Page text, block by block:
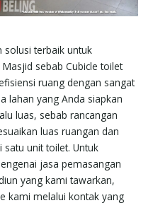
solusi terbaik untuk
sebab Cubicle toilet
ruang dengan sangat
lahan yang Anda siapkan
luas, sebab rancangan
luas ruangan dan
unit toilet. Untuk
jasa pemasangan
yang kami tawarkan,
kami melalui kontak yang